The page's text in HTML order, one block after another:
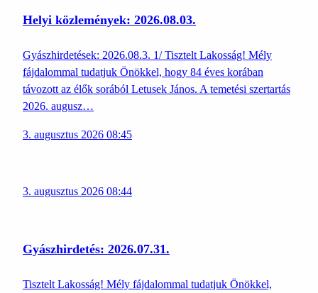
Helyi közlemények: 2026.08.03.
Gyászhirdetések: 2026.08.3. 1/ Tisztelt Lakosság! Mély
fájdalommal tudatjuk Önökkel, hogy 84 éves korában
távozott az élők sorából Letusek János. A temetési szertartás
2026. augusz…
3. augusztus 2026 08:45
3. augusztus 2026 08:44
Gyászhirdetés: 2026.07.31.
Tisztelt Lakosság! Mély fájdalommal tudatjuk Önökkel,